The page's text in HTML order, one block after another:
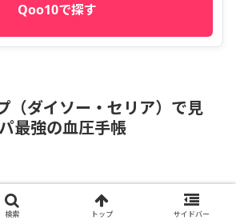
Qoo10で探す
（ダイソー・セリア）で見
最強の血圧手帳
ってみたい」「とにかく安く
検索 トップ サイドバー